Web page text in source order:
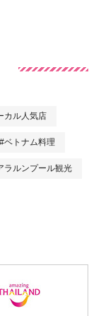
カル人気店
#ベトナム料理
ラルンプール観光